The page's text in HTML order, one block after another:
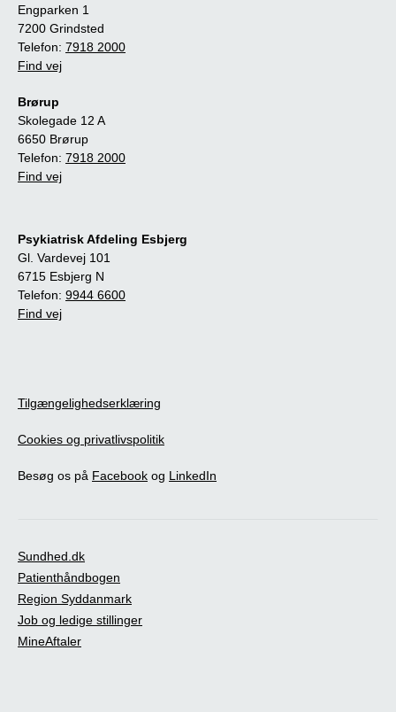
Engparken 1
7200 Grindsted
Telefon: 7918 2000
Find vej
Brørup
Skolegade 12 A
6650 Brørup
Telefon: 7918 2000
Find vej
Psykiatrisk Afdeling Esbjerg
Gl. Vardevej 101
6715 Esbjerg N
Telefon: 9944 6600
Find vej
Tilgængelighedserklæring
Cookies og privatlivspolitik
Besøg os på Facebook og LinkedIn
Sundhed.dk
Patienthåndbogen
Region Syddanmark
Job og ledige stillinger
MineAftaler